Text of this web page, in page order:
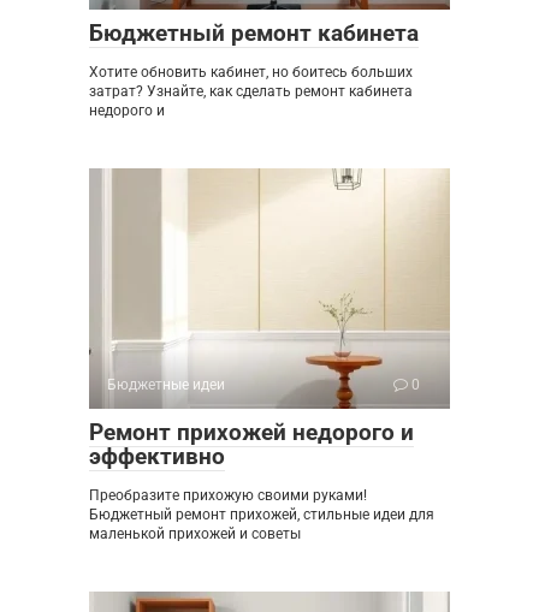
Бюджетный ремонт кабинета
Хотите обновить кабинет, но боитесь больших
затрат? Узнайте, как сделать ремонт кабинета
недорого и
Бюджетные идеи 0
Ремонт прихожей недорого и
эффективно
Преобразите прихожую своими руками!
Бюджетный ремонт прихожей, стильные идеи для
маленькой прихожей и советы